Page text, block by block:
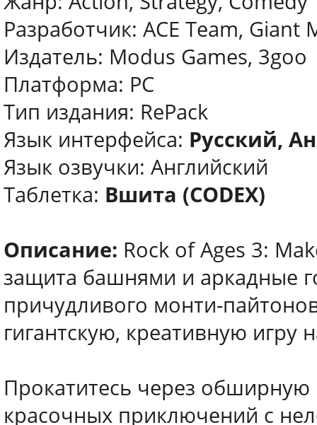
Разработчик: ACE Team, Giant
Издатель: Modus Games, 3goo
Платформа: PC
Тип издания: RePack
Язык интерфейса: Русский,
Язык озвучки: Английский
Таблетка: Вшита (CODEX)
Описание: Rock of Ages 3:
защита башнями и аркадные
причудливого монти-
гигантскую, креативную игру
Прокатитесь через
красочных приключений с